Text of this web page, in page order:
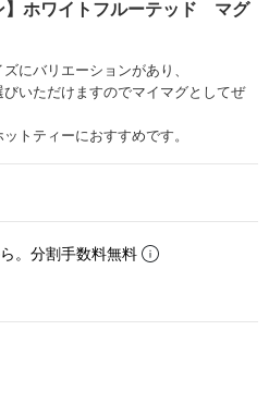
】ホワイトフルーテッド マグ
にバリエーションがあり、
いただけますのでマイマグとしてぜ
トティーにおすすめです。
。分割手数料無料